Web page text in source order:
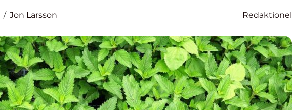
Jon Larsson Redaktionel